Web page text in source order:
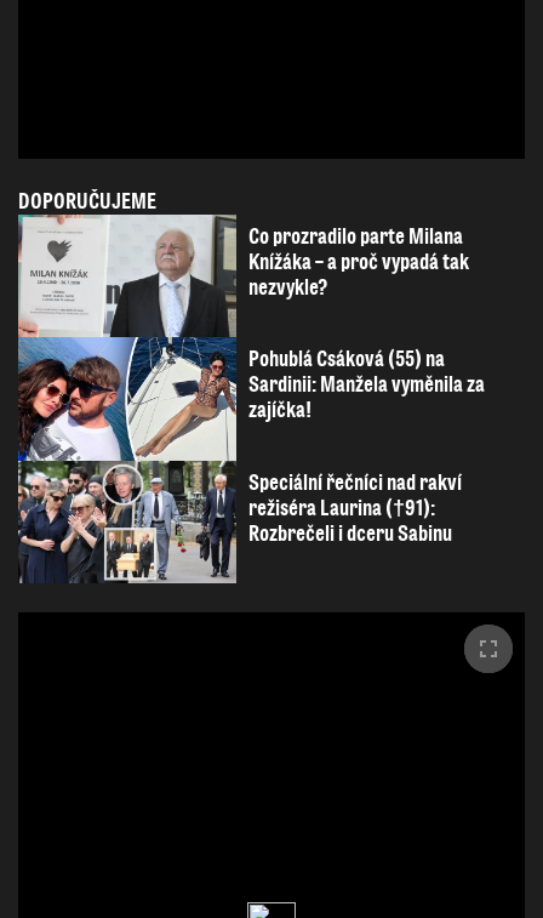
DOPORUČUJEME
Co prozradilo parte Milana
Knížáka – a proč vypadá tak
nezvykle?
Pohublá Csáková (55) na
Sardinii: Manžela vyměnila za
zajíčka!
Speciální řečníci nad rakví
režiséra Laurina (†91):
Rozbrečeli i dceru Sabinu